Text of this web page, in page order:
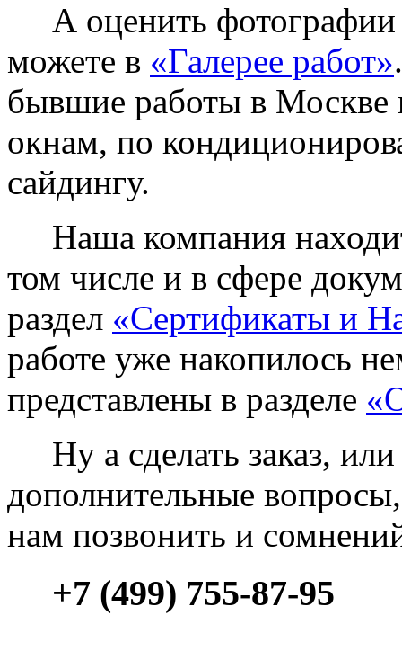
А оценить фотографии
можете в «Галерее работ»
бывшие работы в Москве
окнам, по
сайдингу.
Наша компания
том числе и в сфере
раздел «Сертификаты и
работе уже накопилось
представлены в разделе
Ну а сделать заказ, или
дополнительные вопросы,
нам позвонить и
+7 (499) 755-87-95